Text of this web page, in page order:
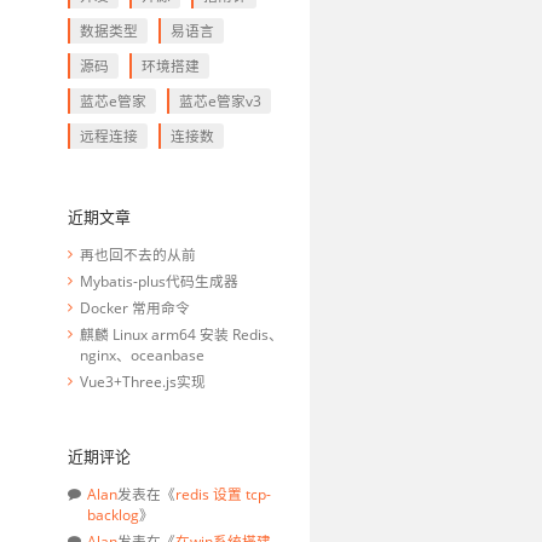
数据类型
易语言
源码
环境搭建
蓝芯e管家
蓝芯e管家v3
远程连接
连接数
近期文章
再也回不去的从前
Mybatis-plus代码生成器
Docker 常用命令
麒麟 Linux arm64 安装 Redis、
nginx、oceanbase
Vue3+Three.js实现
近期评论
Alan发表在《redis 设置 tcp-
backlog》